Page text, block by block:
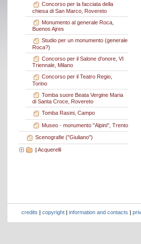
Concorso per la facciata della
chiesa di San Marco, Rovereto
Monumento al generale Roca,
Buenos Ajres
Studio per un monumento (generale
Roca?)
Concorso per il Salone d'onore, VI
Triennale, Milano
Concorso per il Teatro Regio,
Torino
Tomba suore Beata Vergine Maria
di Santa Croce, Rovereto
Tomba Rasini, Campo
Museo - monumento "Alpini", Trento
Scenografie ("Giuliano")
| Acquerelli
credits copyright information and contacts